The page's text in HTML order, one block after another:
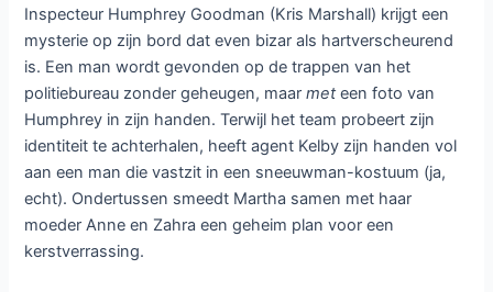
Inspecteur Humphrey Goodman (Kris Marshall) krijgt een
mysterie op zijn bord dat even bizar als hartverscheurend
is. Een man wordt gevonden op de trappen van het
politiebureau zonder geheugen, maarmeteen foto van
Humphrey in zijn handen. Terwijl het team probeert zijn
identiteit te achterhalen, heeft agent Kelby zijn handen vol
aan een man die vastzit in een sneeuwman-kostuum (ja,
echt). Ondertussen smeedt Martha samen met haar
moeder Anne en Zahra een geheim plan voor een
kerstverrassing.